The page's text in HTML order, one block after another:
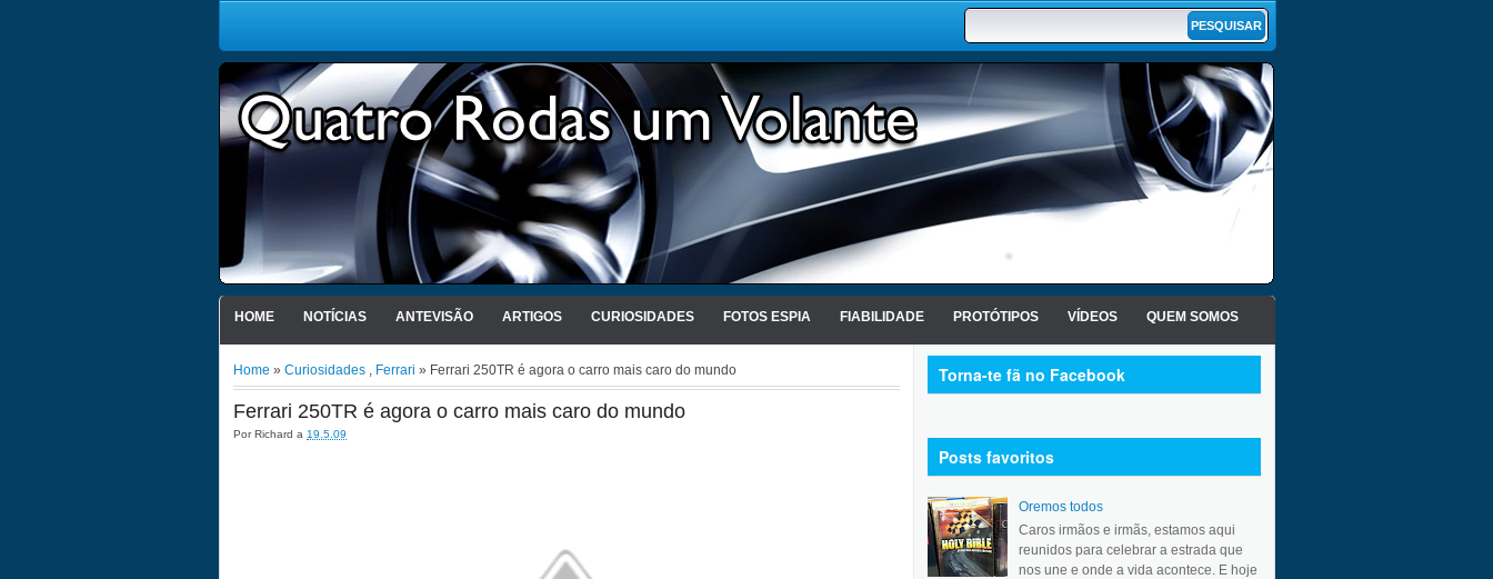
HOME NOTÍCIAS ANTEVISÃO ARTIGOS CURIOSIDADES FOTOS ESPIA FIABILIDADE PROTÓTIPOS VÍDEOS QUEM SOMOS
Home » Curiosidades , Ferrari » Ferrari 250TR é agora o carro mais caro do mundo
Ferrari 250TR é agora o carro mais caro do mundo
PorRichard a 19.5.09
Torna-te fã no Facebook
Posts favoritos
Oremos todos
Caros irmãos e irmãs, estamos aqui
reunidos para celebrar a estrada que
nos une e onde a vida acontece. E hoje